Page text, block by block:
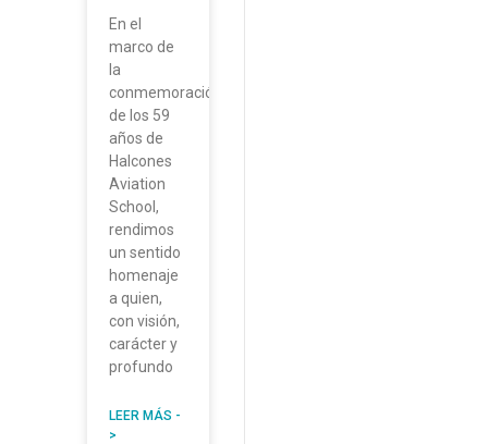
En el
marco de
la
conmemoración
de los 59
años de
Halcones
Aviation
School,
rendimos
un sentido
homenaje
a quien,
con visión,
carácter y
profundo
LEER MÁS -
>